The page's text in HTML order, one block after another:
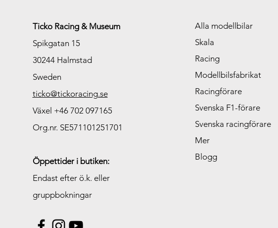
Ticko Racing & Museum
Spikgatan 15
30244 Halmstad
Sweden
ticko@tickoracing.se
Växel +46 702 097165
Org.nr. SE571101251701
Öppettider i butiken:
Endast efter ö.k. eller
gruppbokningar
Alla modellbilar
Skala
Racing
Modellbilsfabrikat
Racingförare
Svenska F1-förare
Svenska racingförare
Mer
Blogg